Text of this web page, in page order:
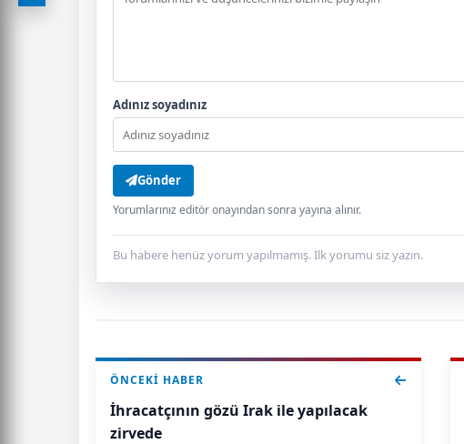
Adınız soyadınız
Gönder
Yorumlarınız editör onayından sonra yayına alınır.
Bu habere henüz yorum yapılmamış. İlk yorumu siz yazın.
ÖNCEKI HABER
İhracatçının gözü Irak ile yapılacak
zirvede